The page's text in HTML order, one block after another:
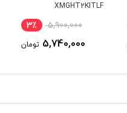
XMGHT2KITLF
5,900,000 3٪
5,740,000 تومان